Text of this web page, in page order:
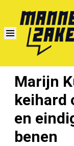
Marijn
keihard
en
benen